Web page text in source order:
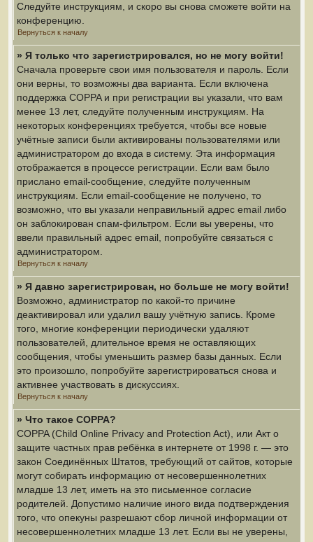
Следуйте инструкциям, и скоро вы снова сможете войти на
конференцию.
Вернуться к началу
» Я только что зарегистрировался, но не могу войти!
Сначала проверьте свои имя пользователя и пароль. Если
они верны, то возможны два варианта. Если включена
поддержка COPPA и при регистрации вы указали, что вам
менее 13 лет, следуйте полученным инструкциям. На
некоторых конференциях требуется, чтобы все новые
учётные записи были активированы пользователями или
администратором до входа в систему. Эта информация
отображается в процессе регистрации. Если вам было
прислано email-сообщение, следуйте полученным
инструкциям. Если email-сообщение не получено, то
возможно, что вы указали неправильный адрес email либо
он заблокирован спам-фильтром. Если вы уверены, что
ввели правильный адрес email, попробуйте связаться с
администратором.
Вернуться к началу
» Я давно зарегистрирован, но больше не могу войти!
Возможно, администратор по какой-то причине
деактивировал или удалил вашу учётную запись. Кроме
того, многие конференции периодически удаляют
пользователей, длительное время не оставляющих
сообщения, чтобы уменьшить размер базы данных. Если
это произошло, попробуйте зарегистрироваться снова и
активнее участвовать в дискуссиях.
Вернуться к началу
» Что такое COPPA?
COPPA (Child Online Privacy and Protection Act), или Акт о
защите частных прав ребёнка в интернете от 1998 г. — это
закон Соединённых Штатов, требующий от сайтов, которые
могут собирать информацию от несовершеннолетних
младше 13 лет, иметь на это письменное согласие
родителей. Допустимо наличие иного вида подтверждения
того, что опекуны разрешают сбор личной информации от
несовершеннолетних младше 13 лет. Если вы не уверены,